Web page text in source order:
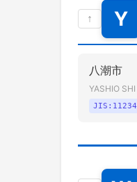
↑ Y
八潮市
YASHIO SHI
JIS: 11234